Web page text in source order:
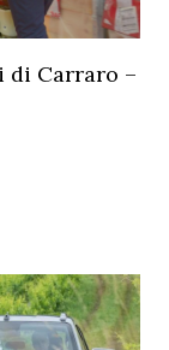
di Carraro –